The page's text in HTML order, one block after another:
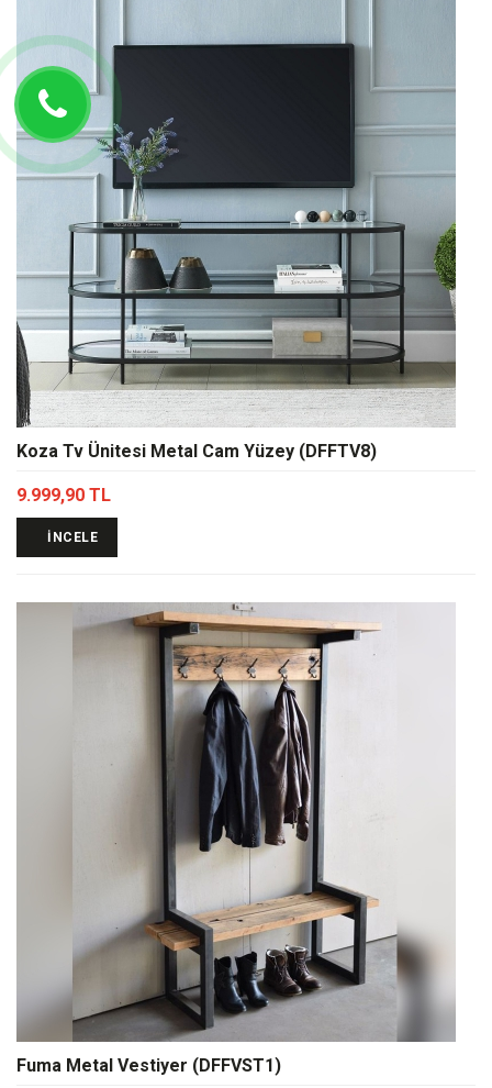
Koza Tv Ünitesi Metal Cam Yüzey (DFFTV8)
9.999,90 TL
İNCELE
Fuma Metal Vestiyer (DFFVST1)